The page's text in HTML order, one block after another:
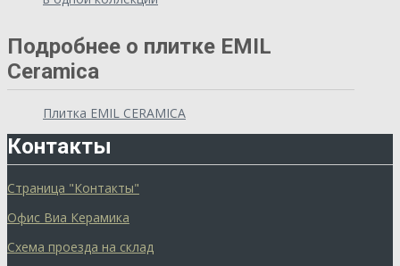
Подробнее о плитке EMIL
Ceramica
Плитка EMIL CERAMICA
Контакты
Страница "Контакты"
Офис Виа Керамика
Схема проезда на склад